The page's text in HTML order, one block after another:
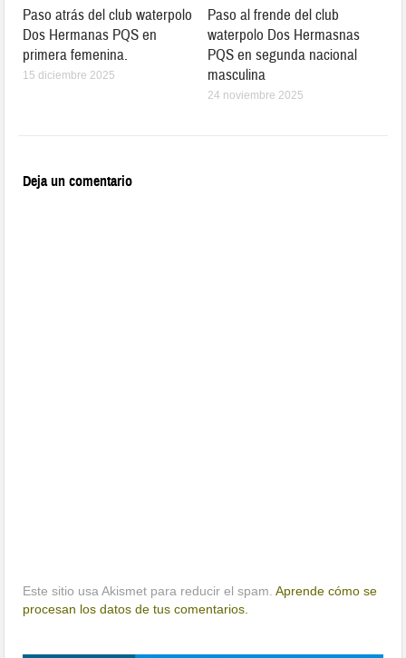
Paso atrás del club waterpolo
Dos Hermanas PQS en
primera femenina.
15 diciembre 2025
Paso al frende del club
waterpolo Dos Hermasnas
PQS en segunda nacional
masculina
24 noviembre 2025
Deja un comentario
Este sitio usa Akismet para reducir el spam.Aprende cómo se
procesan los datos de tus comentarios.